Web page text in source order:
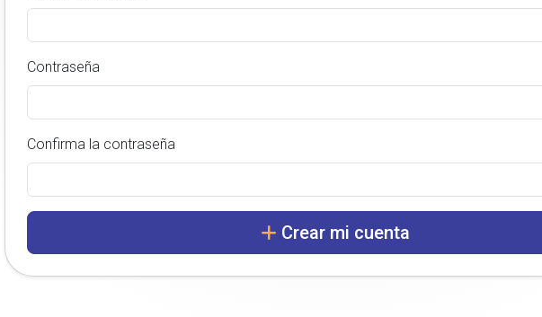
Contraseña
Confirma la contraseña
Crear mi cuenta